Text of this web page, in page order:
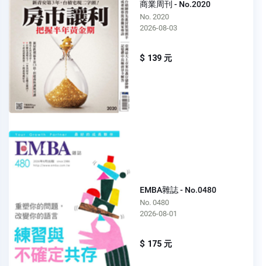
商業周刊 - No.2020
No. 2020
2026-08-03
$ 139 元
EMBA雜誌 - No.0480
No. 0480
2026-08-01
$ 175 元